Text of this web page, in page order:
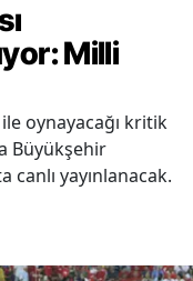
Milli
oynayacağı kritik
Büyükşehir
canlı yayınlanacak.